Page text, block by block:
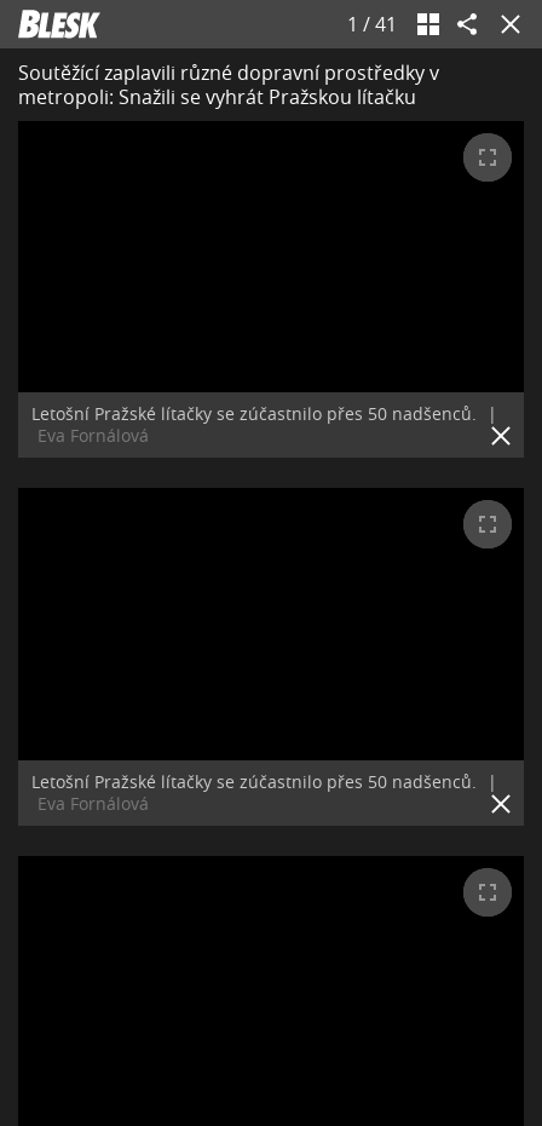
1 /41
Soutěžící zaplavili různé dopravní prostředky v
metropoli: Snažili se vyhrát Pražskou lítačku
Letošní Pražské lítačky se zúčastnilo přes 50 nadšenců.
|
Eva Fornálová
Letošní Pražské lítačky se zúčastnilo přes 50 nadšenců.
|
Eva Fornálová